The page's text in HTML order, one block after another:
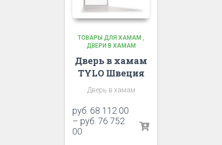
ТОВАРЫ ДЛЯ ХАМАМ ,
ДВЕРИ В ХАМАМ
Дверь в хамам
TYLO Швеция
Дверь в хамам
руб. 68 112 00
– руб. 76 752
00